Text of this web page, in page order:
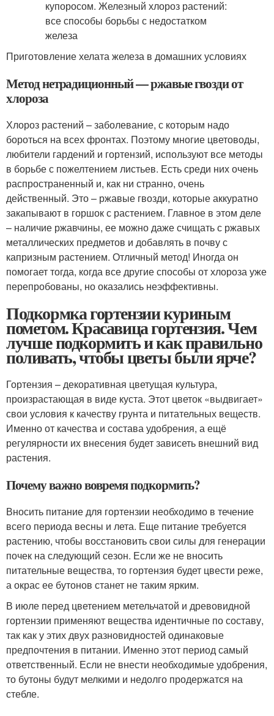
Приготовление хелата железа в домашних условиях
Метод нетрадиционный — ржавые гвозди от
хлороза
Хлороз растений – заболевание, с которым надо
бороться на всех фронтах. Поэтому многие цветоводы,
любители гардений и гортензий, используют все методы
в борьбе с пожелтением листьев. Есть среди них очень
распространенный и, как ни странно, очень
действенный. Это – ржавые гвозди, которые аккуратно
закапывают в горшок с растением. Главное в этом деле
– наличие ржавчины, ее можно даже счищать с ржавых
металлических предметов и добавлять в почву с
капризным растением. Отличный метод! Иногда он
помогает тогда, когда все другие способы от хлороза уже
перепробованы, но оказались неэффективны.
Подкормка гортензии куриным
пометом. Красавица гортензия. Чем
лучше подкормить и как правильно
поливать, чтобы цветы были ярче?
Гортензия – декоративная цветущая культура,
произрастающая в виде куста. Этот цветок «выдвигает»
свои условия к качеству грунта и питательных веществ.
Именно от качества и состава удобрения, а ещё
регулярности их внесения будет зависеть внешний вид
растения.
Почему важно вовремя подкормить?
Вносить питание для гортензии необходимо в течение
всего периода весны и лета. Еще питание требуется
растению, чтобы восстановить свои силы для генерации
почек на следующий сезон. Если же не вносить
питательные вещества, то гортензия будет цвести реже,
а окрас ее бутонов станет не таким ярким.
В июле перед цветением метельчатой и древовидной
гортензии применяют вещества идентичные по составу,
так как у этих двух разновидностей одинаковые
предпочтения в питании. Именно этот период самый
ответственный. Если не внести необходимые удобрения,
то бутоны будут мелкими и недолго продержатся на
стебле.